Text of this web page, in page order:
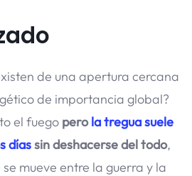
de una apertura cercana
de importancia global?
el fuego perola tregua suele
díassin deshacerse del todo,
mueve entre la guerra y la